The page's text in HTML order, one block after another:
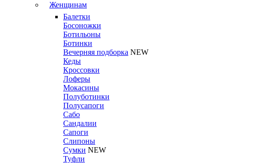
Женщинам
Балетки
Босоножки
Ботильоны
Ботинки
Вечерняя подборка NEW
Кеды
Кроссовки
Лоферы
Мокасины
Полуботинки
Полусапоги
Сабо
Сандалии
Сапоги
Слипоны
Сумки NEW
Туфли